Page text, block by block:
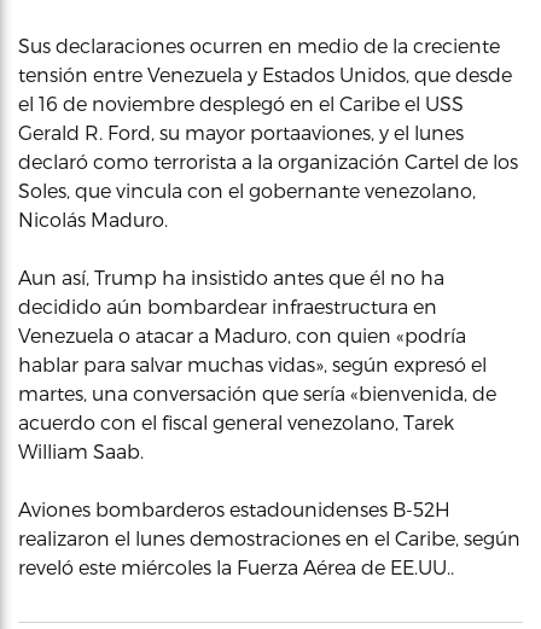
Sus declaraciones ocurren en medio de la creciente
tensión entre Venezuela y Estados Unidos, que desde
el 16 de noviembre desplegó en el Caribe el USS
Gerald R. Ford, su mayor portaaviones, y el lunes
declaró como terrorista a la organización Cartel de los
Soles, que vincula con el gobernante venezolano,
Nicolás Maduro.
Aun así, Trump ha insistido antes que él no ha
decidido aún bombardear infraestructura en
Venezuela o atacar a Maduro, con quien «podría
hablar para salvar muchas vidas», según expresó el
martes, una conversación que sería «bienvenida, de
acuerdo con el fiscal general venezolano, Tarek
William Saab.
Aviones bombarderos estadounidenses B-52H
realizaron el lunes demostraciones en el Caribe, según
reveló este miércoles la Fuerza Aérea de EE.UU..